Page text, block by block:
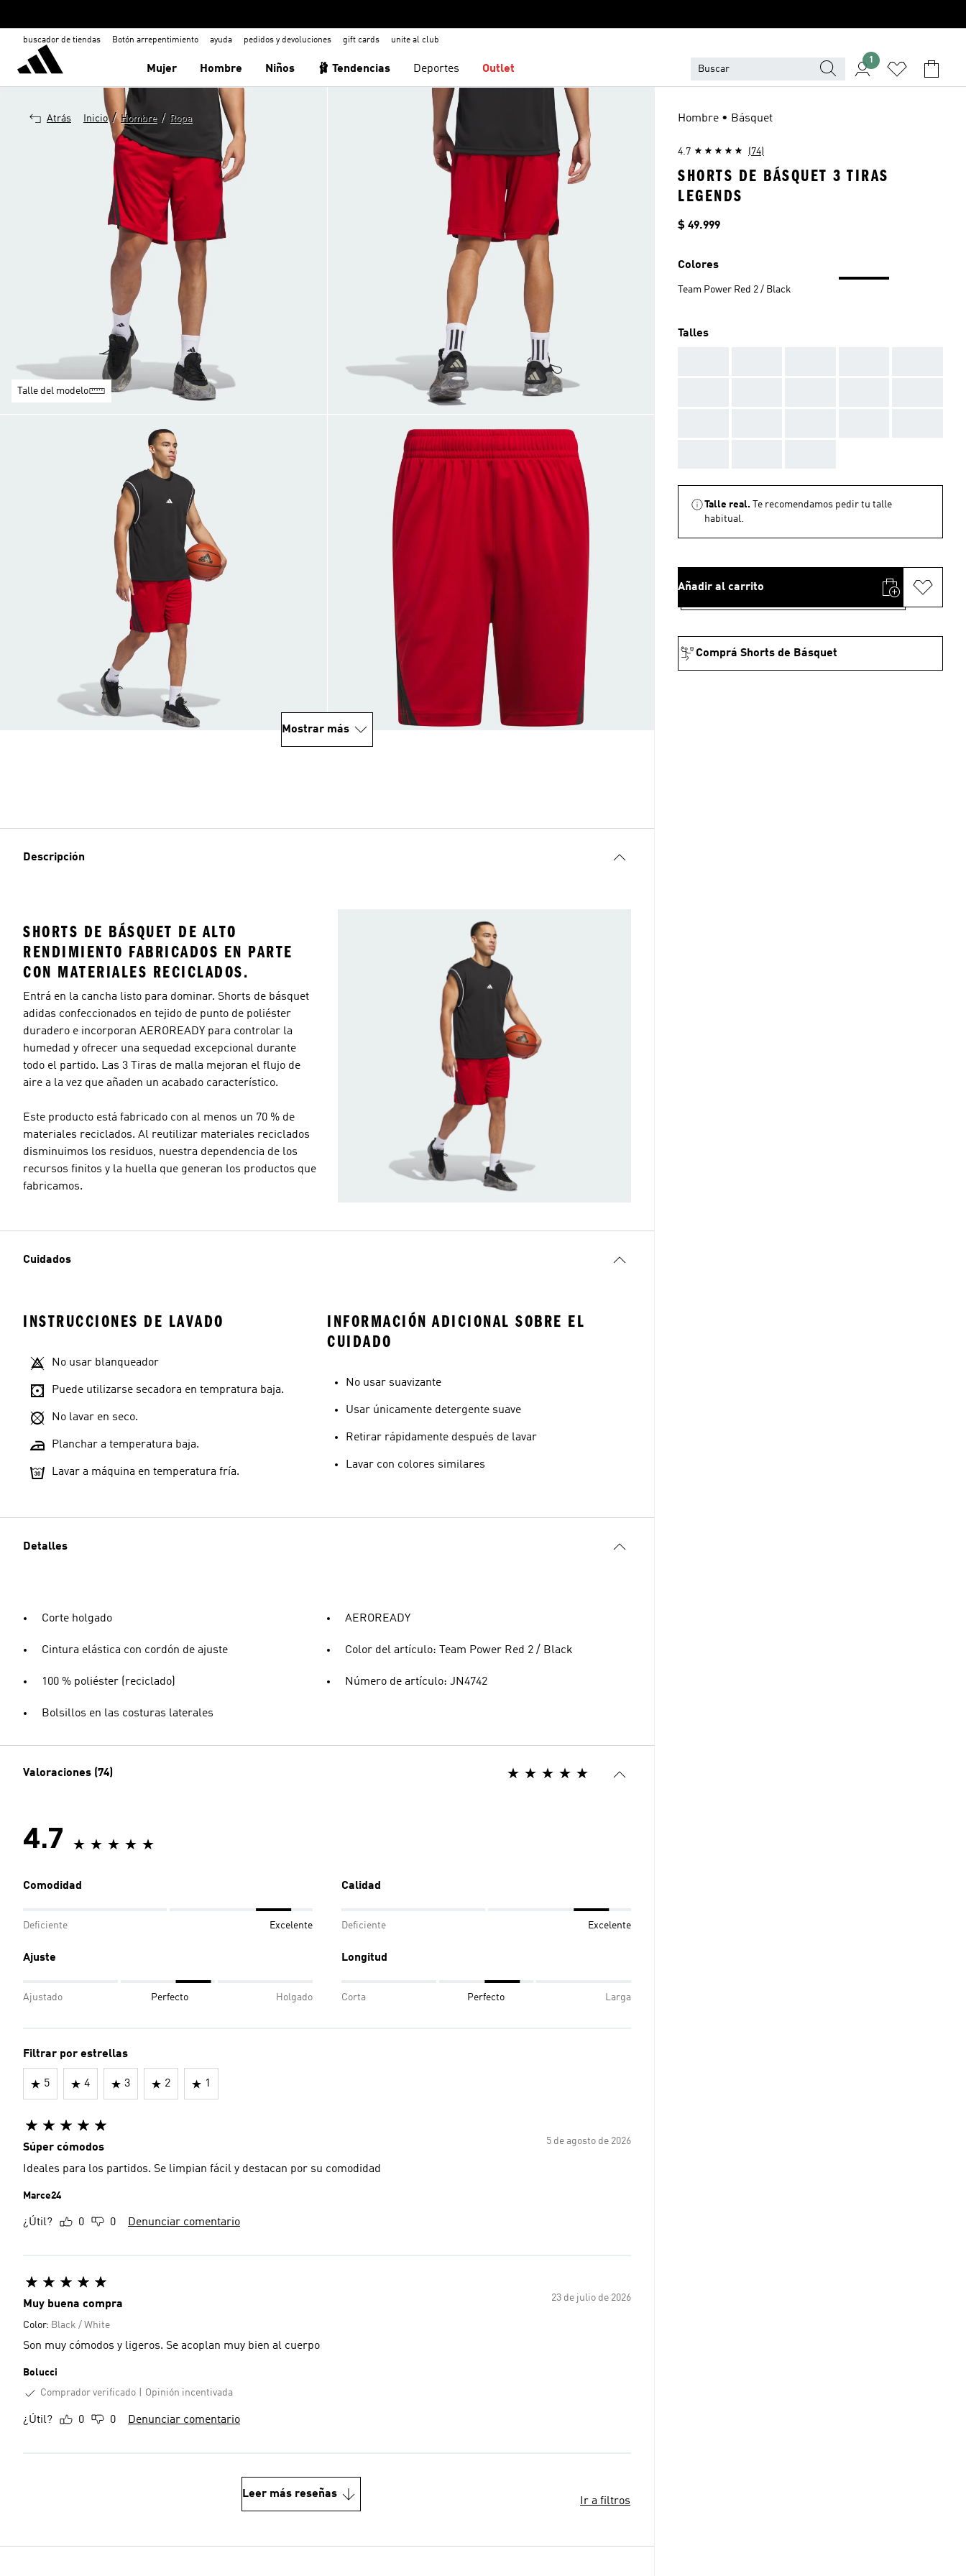
buscador de tiendas Botón arrepentimiento ayuda pedidos y devoluciones gift cards unite al club
Mujer Hombre Niños 🩰 Tendencias Deportes Outlet
1
Atrás Inicio / Hombre / Ropa
Talle del modelo
Mostrar más
Descripción
SHORTS DE BÁSQUET DE ALTO
RENDIMIENTO FABRICADOS EN PARTE
CON MATERIALES RECICLADOS.
Entrá en la cancha listo para dominar. Shorts de básquet
adidas confeccionados en tejido de punto de poliéster
duradero e incorporan AEROREADY para controlar la
humedad y ofrecer una sequedad excepcional durante
todo el partido. Las 3 Tiras de malla mejoran el flujo de
aire a la vez que añaden un acabado característico.
Este producto está fabricado con al menos un 70 % de
materiales reciclados. Al reutilizar materiales reciclados
disminuimos los residuos, nuestra dependencia de los
recursos finitos y la huella que generan los productos que
fabricamos.
Cuidados
INSTRUCCIONES DE LAVADO
No usar blanqueador
Puede utilizarse secadora en tempratura baja.
No lavar en seco.
Planchar a temperatura baja.
Lavar a máquina en temperatura fría.
INFORMACIÓN ADICIONAL SOBRE EL
CUIDADO
No usar suavizante
Usar únicamente detergente suave
Retirar rápidamente después de lavar
Lavar con colores similares
Detalles
Corte holgado
Cintura elástica con cordón de ajuste
100 % poliéster (reciclado)
Bolsillos en las costuras laterales
AEROREADY
Color del artículo: Team Power Red 2 / Black
Número de artículo: JN4742
Valoraciones (74)
4.7
Comodidad
Deficiente Excelente
Calidad
Deficiente Excelente
Ajuste
Ajustado Perfecto Holgado
Longitud
Corta Perfecto Larga
Filtrar por estrellas
5 4 3 2 1
5 de agosto de 2026
Súper cómodos
Ideales para los partidos. Se limpian fácil y destacan por su comodidad
Marce24
¿Útil? 0 0 Denunciar comentario
23 de julio de 2026
Muy buena compra
Color: Black / White
Son muy cómodos y ligeros. Se acoplan muy bien al cuerpo
Bolucci
Comprador verificado
Opinión incentivada
¿Útil? 0 0 Denunciar comentario
Leer más reseñas
Ir a filtros
Hombre • Básquet
4.7 (74)
SHORTS DE BÁSQUET 3 TIRAS
LEGENDS
Precio
$ 49.999
Colores
Team Power Red 2 / Black
Talles
Talle real.
Te recomendamos pedir tu talle
habitual.
Añadir al carrito
Comprá Shorts de Básquet